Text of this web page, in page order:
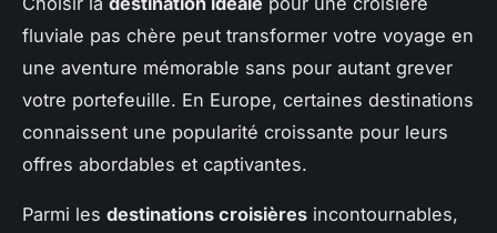
fluviale pas chère peut transformer votre voyage en
une aventure mémorable sans pour autant grever
votre portefeuille. En Europe, certaines destinations
connaissent une popularité croissante pour leurs
offres abordables et captivantes.
Parmi les destinations croisières incontournables,